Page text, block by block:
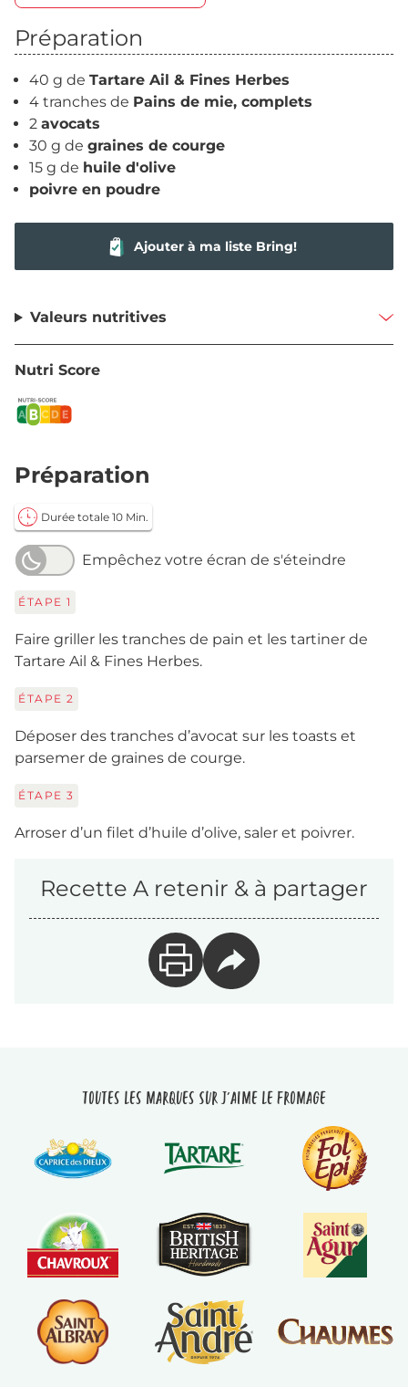
Préparation
40 g de Tartare Ail & Fines Herbes
4 tranches de Pains de mie, complets
2 avocats
30 g de graines de courge
15 g de huile d'olive
poivre en poudre
Ajouter à ma liste Bring!
Valeurs nutritives
Nutri Score
Préparation
Durée totale 10 Min.
Empêchez votre écran de s'éteindre
ÉTAPE 1
Faire griller les tranches de pain et les tartiner de
Tartare Ail & Fines Herbes.
ÉTAPE 2
Déposer des tranches d’avocat sur les toasts et
parsemer de graines de courge.
ÉTAPE 3
Arroser d’un filet d’huile d’olive, saler et poivrer.
Recette A retenir & à partager
Toutes les marques sur J'aime le fromage